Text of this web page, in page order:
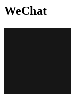
WeChat